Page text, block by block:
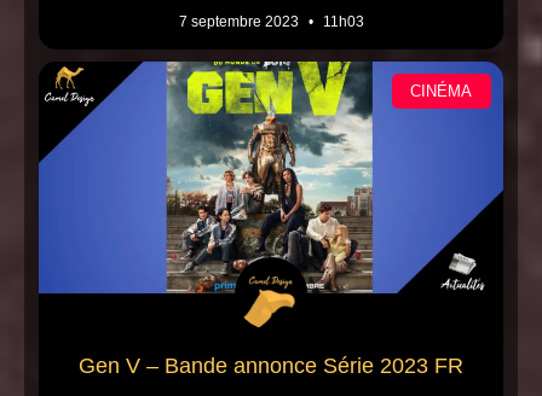
7 septembre 2023 11h03
CINÉMA
Gen V – Bande annonce Série 2023 FR